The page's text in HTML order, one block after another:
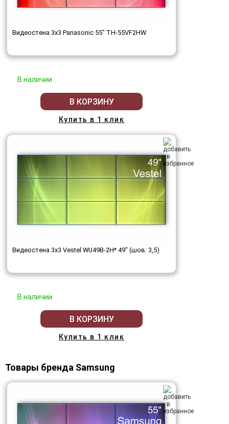
Видеостена 3x3 Panasonic 55" TH-55VF2HW
В наличии
В КОРЗИНУ
Купить в 1 клик
Видеостена 3x3 Vestel WU49B-2H* 49" (шов: 3,5)
В наличии
В КОРЗИНУ
Купить в 1 клик
Товары бренда Samsung